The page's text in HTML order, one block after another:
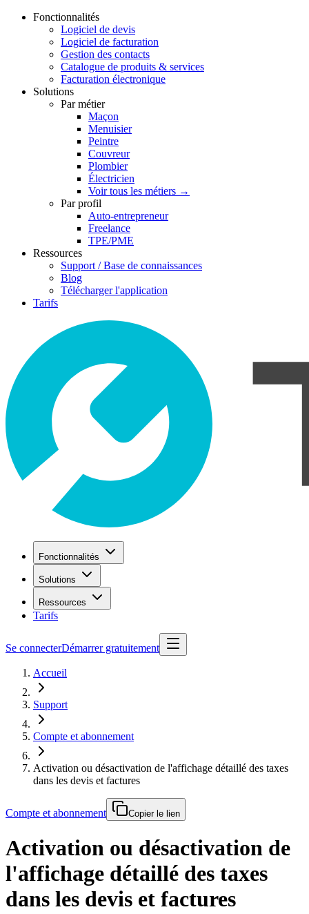
Fonctionnalités
Logiciel de devis
Logiciel de facturation
Gestion des contacts
Catalogue de produits & services
Facturation électronique
Solutions
Par métier
Maçon
Menuisier
Peintre
Couvreur
Plombier
Électricien
Voir tous les métiers →
Par profil
Auto-entrepreneur
Freelance
TPE/PME
Ressources
Support / Base de connaissances
Blog
Télécharger l'application
Tarifs
Fonctionnalités
Solutions
Ressources
Tarifs
Se connecterDémarrer gratuitement
Accueil
Support
Compte et abonnement
Activation ou désactivation de l'affichage détaillé des taxes
dans les devis et factures
Compte et abonnement Copier le lien
Activation ou désactivation de
l'affichage détaillé des taxes
dans les devis et factures